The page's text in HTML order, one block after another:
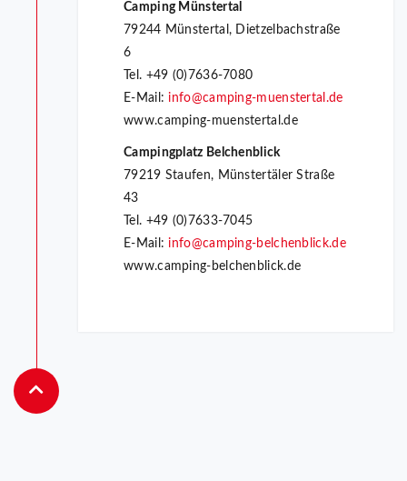
Camping Münstertal
79244 Münstertal, Dietzelbachstraße
6
Tel. +49 (0)7636-7080
E-Mail: info@camping-muenstertal.de
www.camping-muenstertal.de
Campingplatz Belchenblick
79219 Staufen, Münstertäler Straße
43
Tel. +49 (0)7633-7045
E-Mail: info@camping-belchenblick.de
www.camping-belchenblick.de